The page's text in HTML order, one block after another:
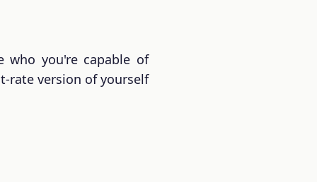
who you're capable of
rate version of yourself